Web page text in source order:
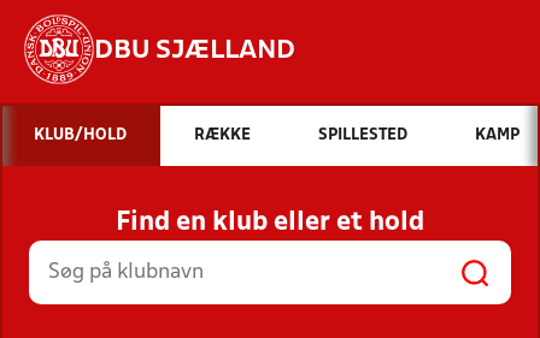
DBU SJÆLLAND
Hvad vil du søge efter?
INDHOLD OG NYHEDER
STILLINGER, RESULTATER, KLUBBER OG
HOLD
KLUB/HOLD RÆKKE SPILLESTED KAMP
Find en klub eller et hold